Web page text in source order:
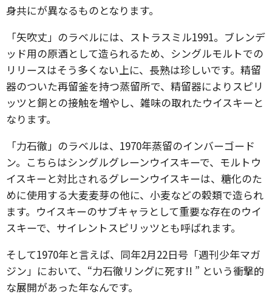
身共にが異なるものとなります。
「矢吹丈」のラベルには、ストラスミル1991。ブレンデ
ッド⽤の原酒として造られるため、シングルモルトでの
リリースはそう多くない上に、長熟は珍しいです。精留
器のついた再留釜を持つ蒸留所で、精留器によりスピリ
ッツと銅との接触を増やし、雑味の取れたウイスキーと
なります。
「力石徹」のラベルは、1970年蒸留のインバーゴード
ン。こちらはシングルグレーンウイスキーで、モルトウ
イスキーと対比されるグレーンウイスキーは、糖化のた
めに使用する大麦麦芽の他に、小麦などの穀類で造られ
ます。ウイスキーのサブキャラとして重要な存在のウイ
スキーで、サイレントスピリッツとも呼ばれます。
そして1970年と言えば、同年2月22日号「週刊少年マガ
ジン」において、“力石徹リングに死す!! ” という衝撃的
な展開があった年なんです。